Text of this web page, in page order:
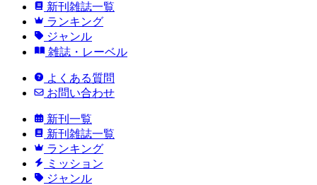
新刊雑誌一覧
ランキング
ジャンル
雑誌・レーベル
よくある質問
お問い合わせ
新刊一覧
新刊雑誌一覧
ランキング
ミッション
ジャンル